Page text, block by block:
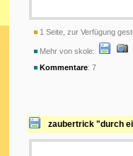
1 Seite, zur Verfügung
Mehr von skole:
Kommentare: 7
zaubertrick "durch